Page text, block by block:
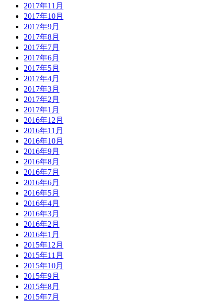
2017年11月
2017年10月
2017年9月
2017年8月
2017年7月
2017年6月
2017年5月
2017年4月
2017年3月
2017年2月
2017年1月
2016年12月
2016年11月
2016年10月
2016年9月
2016年8月
2016年7月
2016年6月
2016年5月
2016年4月
2016年3月
2016年2月
2016年1月
2015年12月
2015年11月
2015年10月
2015年9月
2015年8月
2015年7月